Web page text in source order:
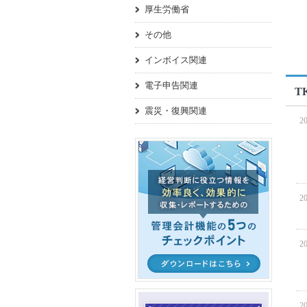
厚生労働省
その他
インボイス関連
電子申告関連
震災・復興関連